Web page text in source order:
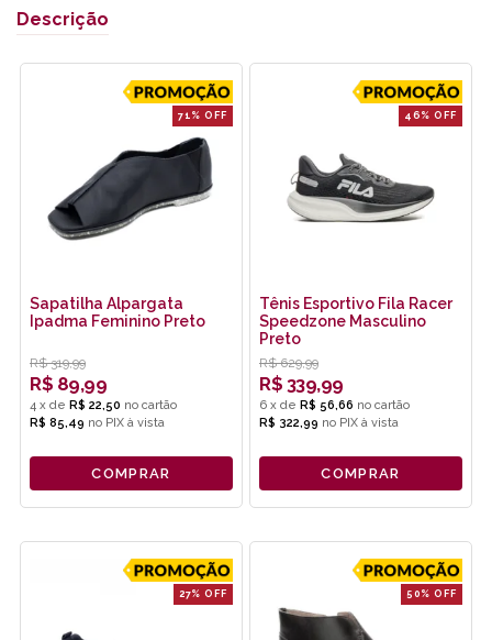
Descrição
71% OFF
Sapatilha Alpargata
Ipadma Feminino Preto
R$ 319,99
R$ 89,99
4 x de R$ 22,50
R$ 85,49 no PIX
COMPRAR
46% OFF
Tênis Esportivo Fila Racer
Speedzone Masculino
Preto
R$ 629,99
R$ 339,99
6 x de R$ 56,66
R$ 322,99 no PIX
COMPRAR
27% OFF 50% OFF